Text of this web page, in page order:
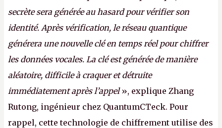
secrète sera générée au hasard pour vérifier son
identité. Après vérification, le réseau quantique
générera une nouvelle clé en temps réel pour chiffrer
les données vocales. La clé est générée de manière
aléatoire, difficile à craquer et détruite
immédiatement après l’appel», explique Zhang
Rutong, ingénieur chez QuantumCTeck. Pour
rappel, cette technologie de chiffrement utilise des